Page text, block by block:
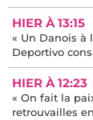
HIER À 13:15
« Un Danois à
Deportivo
HIER À 12:23
« On fait la
retrouvailles